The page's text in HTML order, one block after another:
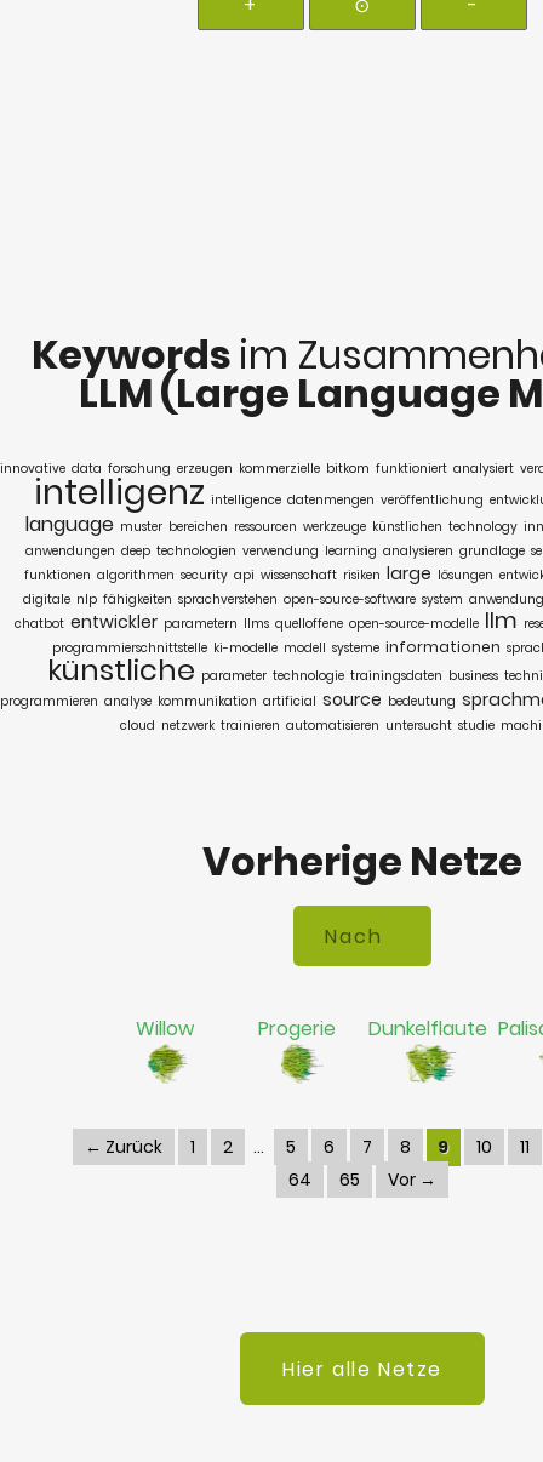
Keywords im
LLM (Large Language
innovative data forschung erzeugen kommerzielle bitkom funktioniert analysiert
intelligenz intelligence datenmengen veröffentlichung
language muster bereichen ressourcen werkzeuge künstlichen technology
anwendungen deep technologien verwendung learning analysieren grundlage
funktionen algorithmen security api wissenschaft risiken large lösungen
digitale nlp fähigkeiten sprachverstehen open-source-software system anwendung
chatbot entwickler parametern llms quelloffene open-source-modelle llm
programmierschnittstelle ki-modelle modell systeme informationen
künstliche parameter technologie trainingsdaten business
programmieren analyse kommunikation artificial source bedeutung
cloud netzwerk trainieren automatisieren untersucht studie
Vorherige Netze
Willow Progerie Dunkelflaute
← Zurück 1 2 5 6 7 8 9 10
11
64
65 Vor →
Hier alle Netze